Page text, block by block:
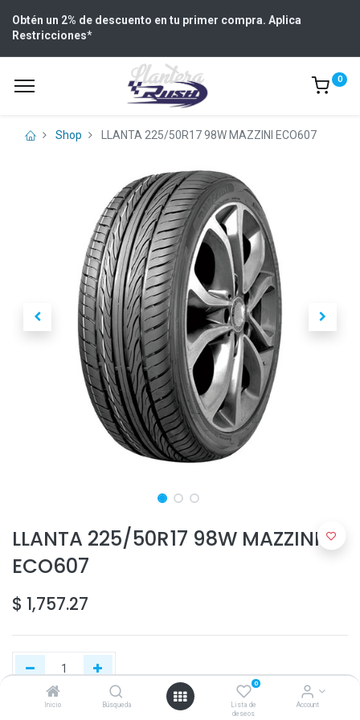
Inicio Búsqueda
0
Lista de
deseos
Account
Obtén un 2% de descuento en tu primer compra. Aplica
Restricciones*
0
Shop LLANTA 225/50R17 98W MAZZINI ECO607
LLANTA 225/50R17 98W MAZZINI
ECO607
$ 1,757.27